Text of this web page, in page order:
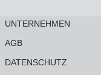
UNTERNEHMEN
AGB
DATENSCHUTZ